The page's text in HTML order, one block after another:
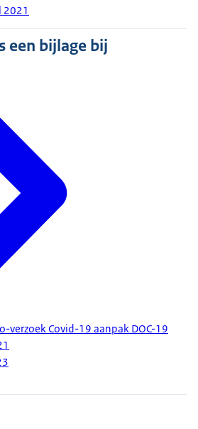
2021
een bijlage bij
verzoek Covid-19 aanpak DOC-19